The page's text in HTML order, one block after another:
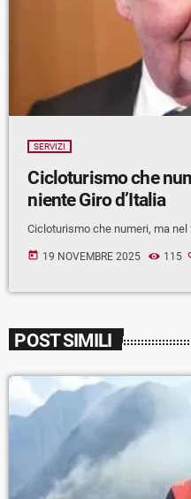
SERVIZI
Cicloturismo che
niente Giro d’Italia
Cicloturismo che numeri, ma
today 19 NOVEMBRE 2025 115
POST SIMILI